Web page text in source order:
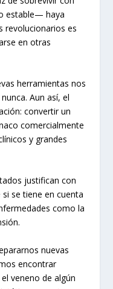
estable— haya
revolucionarios es
en otras
herramientas nos
Aun así, el
convertir un
comercialmente
y grandes
justifican con
se tiene en cuenta
como la
nuevas
encontrar
veneno de algún